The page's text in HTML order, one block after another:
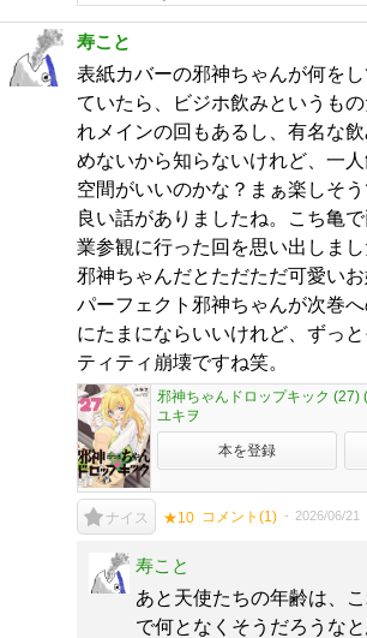
寿こと
表紙カバーの邪神ちゃんが何を
ていたら、ビジホ飲みというも
れメインの回もあるし、有名な
めないから知らないけれど、一
空間がいいのかな？まぁ楽しそ
良い話がありましたね。こち亀
業参観に行った回を思い出しま
邪神ちゃんだとただただ可愛い
パーフェクト邪神ちゃんが次巻
にたまにならいいけれど、ずっ
ティティ崩壊ですね笑。
邪神ちゃんドロップキック (27)
ユキヲ
本を登録
ナイス ★10 コメント(1 ) 2026/06/21
寿こと
あと天使たちの年齢は、
で何となくそうだろうなと